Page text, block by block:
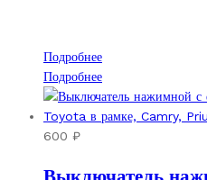
Подробнее
Подробнее
600 ₽